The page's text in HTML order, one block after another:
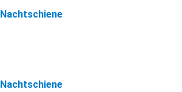
Nachtschiene
Nachtschiene